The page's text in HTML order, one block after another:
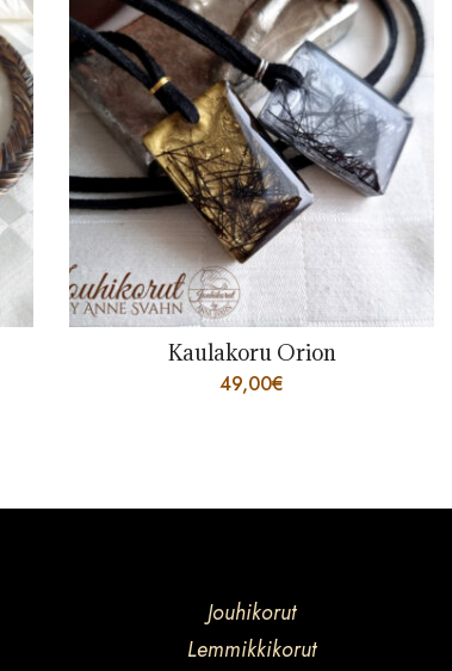
Kaulakoru Orion
49,00€
Jouhikorut
Lemmikkikorut